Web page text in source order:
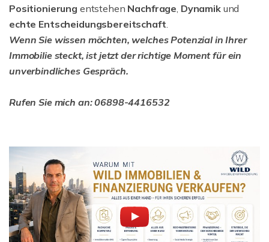
Positionierung entstehen Nachfrage, Dynamikund
echte Entscheidungsbereitschaft.
Wenn Sie wissen möchten, welches Potenzial in Ihrer
Immobilie steckt, ist jetzt der richtige Moment für ein
unverbindliches Gespräch.
Rufen Sie mich an: 06898-4416532